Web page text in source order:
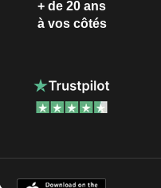
+ de 20 ans
à vos côtés